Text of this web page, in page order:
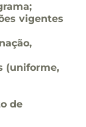
vigentes
(uniforme,
de